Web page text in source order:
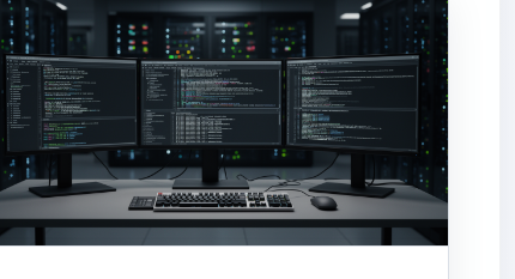
обновление документации для работы с
автономными ИИ-агентами. Это позволит
разработчикам эффективнее
оркестровать ресурсы CPU, GPU...